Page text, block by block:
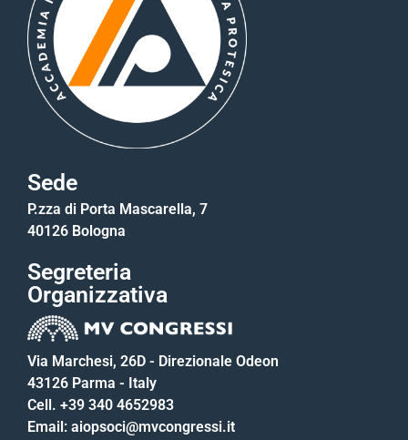
Sede
P.zza di Porta Mascarella, 7
40126 Bologna
Segreteria
Organizzativa
Via Marchesi, 26D - Direzionale Odeon
43126 Parma - Italy
Cell. +39 340 4652983
Email: aiopsoci@mvcongressi.it